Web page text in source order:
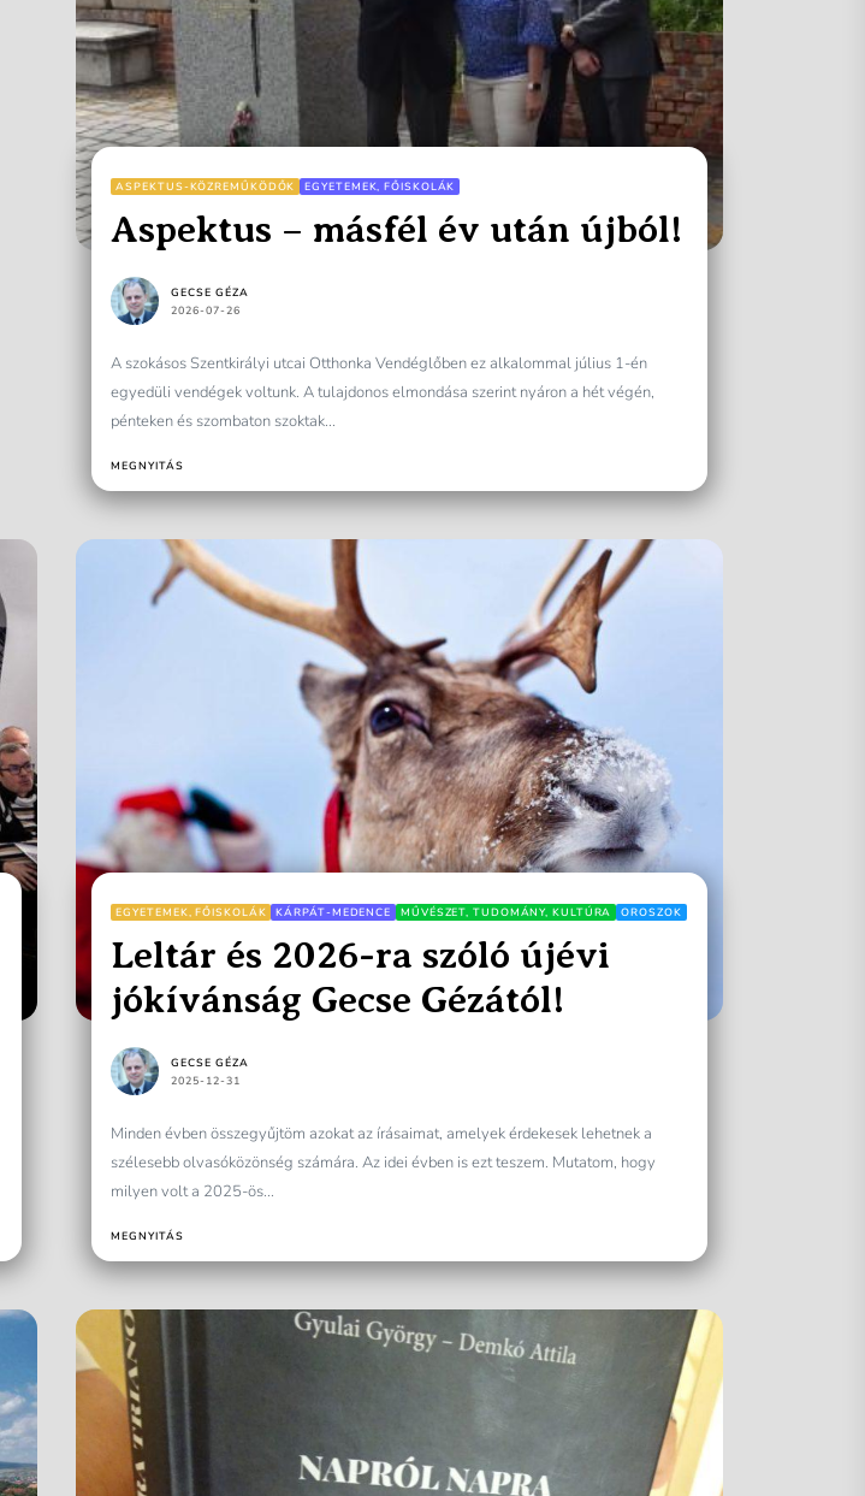
ASPEKTUS-KÖZREMŰKÖDŐK EGYETEMEK, FŐISKOLÁK
Aspektus – másfél év után újból!
GECSE GÉZA
2026-07-26
A szokásos Szentkirályi utcai Otthonka Vendéglőben ez alkalommal július 1-én
egyedüli vendégek voltunk. A tulajdonos elmondása szerint nyáron a hét végén,
pénteken és szombaton szoktak...
MEGNYITÁS
EGYETEMEK, FŐISKOLÁK KÁRPÁT-MEDENCE MŰVÉSZET, TUDOMÁNY, KULTÚRA OROSZOK
Leltár és 2026-ra szóló újévi
jókívánság Gecse Gézától!
GECSE GÉZA
2025-12-31
Minden évben összegyűjtöm azokat az írásaimat, amelyek érdekesek lehetnek a
szélesebb olvasóközönség számára. Az idei évben is ezt teszem. Mutatom, hogy
milyen volt a 2025-ös...
MEGNYITÁS